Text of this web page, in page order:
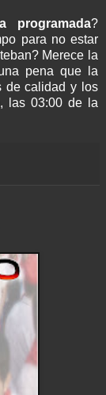
programada?
para no estar
Merece la
pena que la
de calidad y los
las 03:00 de la